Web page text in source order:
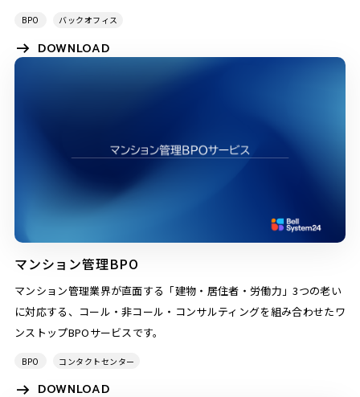
BPO バックオフィス
DOWNLOAD
マンション管理BPO
マンション管理業界が直面する「建物・居住者・労働力」3つの老い
に対応する、コール・非コール・コンサルティングを組み合わせたワ
ンストップBPOサービスです。
BPO コンタクトセンター
DOWNLOAD